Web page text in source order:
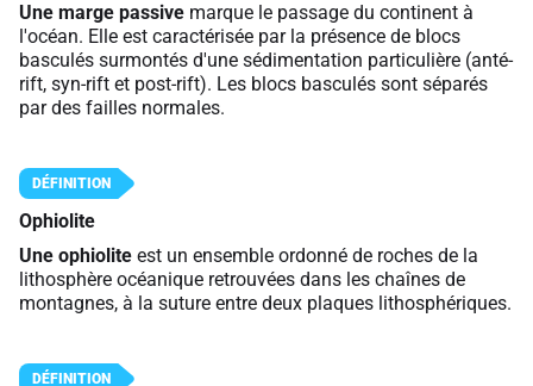
Une marge passive marque le passage du continent à
l'océan. Elle est caractérisée par la présence de blocs
basculés surmontés d'une sédimentation particulière (anté-
rift, syn-rift et post-rift). Les blocs basculés sont séparés
par des failles normales.
Ophiolite
Une ophiolite est un ensemble ordonné de roches de la
lithosphère océanique retrouvées dans les chaînes de
montagnes, à la suture entre deux plaques lithosphériques.